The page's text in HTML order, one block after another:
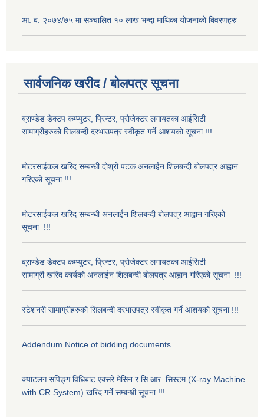
आ. ब. २०७४/७५ मा सञ्चालित १० लाख भन्दा माथिका योजनाको बिवरणहरु
सार्वजनिक खरीद / बोलपत्र सूचना
ब्राण्डेड डेक्टप कम्प्युटर, प्रिन्टर, प्रोजेक्टर लगायतका आईसिटी
सामाग्रीहरुको सिलबन्दी दरभाउपत्र स्वीकृत गर्ने आशयको सूचना !!!
मोटरसाईकल खरिद सम्बन्धी दोश्रो पटक अनलाईन शिलबन्दी बोलपत्र आह्वान
गरिएको सूचना !!!
मोटरसाईकल खरिद सम्बन्धी अनलाईन शिलबन्दी बोलपत्र आह्वान गरिएको
सूचना !!!
ब्राण्डेड डेक्टप कम्प्युटर, प्रिन्टर, प्रोजेक्टर लगायतका आईसिटी
सामाग्री खरिद कार्यको अनलाईन शिलबन्दी बोलपत्र आह्वान गरिएको सूचना !!!
स्टेशनरी सामाग्रीहरुको सिलबन्दी दरभाउपत्र स्वीकृत गर्ने आशयको सूचना !!!
Addendum Notice of bidding documents.
क्याटलग सपिङ्ग विधिबाट एक्सरे मेसिन र सि.आर. सिस्टम (X-ray Machine
with CR System) खरिद गर्ने सम्बन्धी सूचना !!!